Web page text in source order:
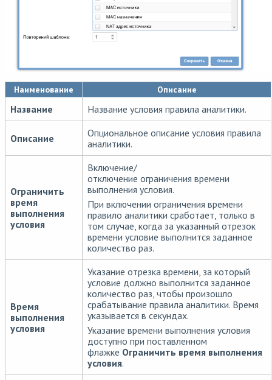
Наименование Описание
Название Название условия правила аналитики.
Описание
Опциональное описание условия правила
аналитики.
Ограничить
время
выполнения
условия
Включение/
отключение ограничения времени
выполнения условия.
При включении ограничения времени
правило аналитики сработает, только в
том случае, когда за указанный отрезок
времени условие выполнится заданное
количество раз.
Время
выполнения
условия
Указание отрезка времени, за который
условие должно выполнится заданное
количество раз, чтобы произошло
срабатывание правила аналитики. Время
указывается в секундах.
Указание времени выполнения условия
доступно при поставленном
флажке Ограничить время выполнения
условия.